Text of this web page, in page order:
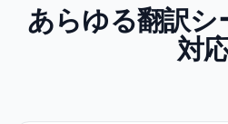
あらゆる翻訳シ
対